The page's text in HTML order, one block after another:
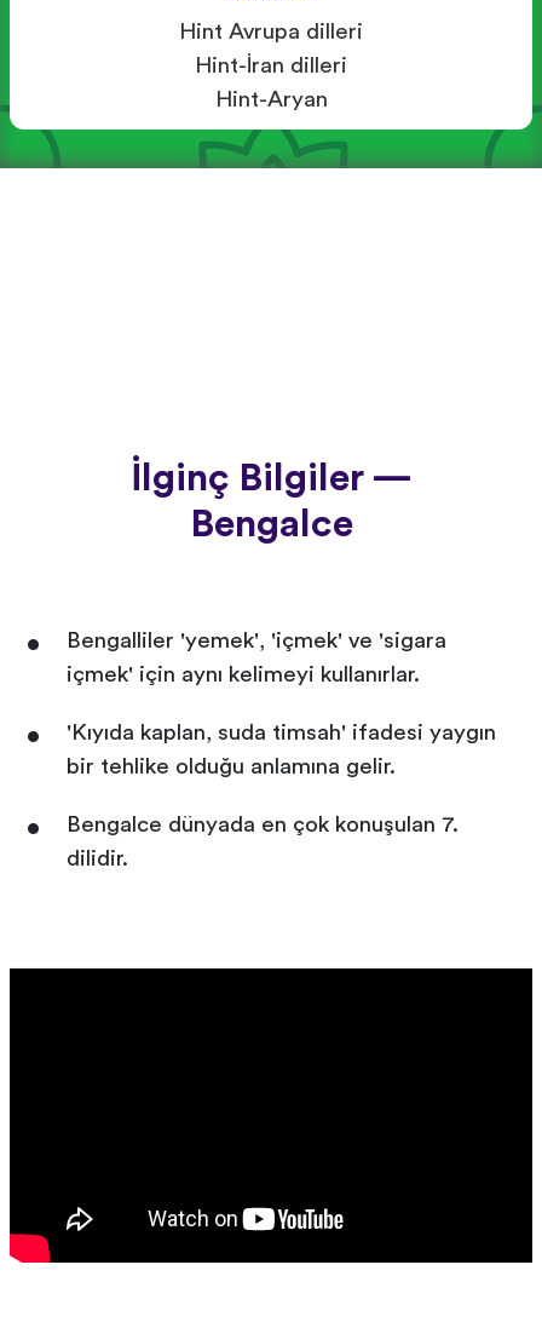
Hint Avrupa dilleri
Hint-İran dilleri
Hint-Aryan
İlginç Bilgiler —
Bengalce
Bengalliler 'yemek', 'içmek' ve 'sigara
içmek' için aynı kelimeyi kullanırlar.
'Kıyıda kaplan, suda timsah' ifadesi yaygın
bir tehlike olduğu anlamına gelir.
Bengalce dünyada en çok konuşulan 7.
dilidir.